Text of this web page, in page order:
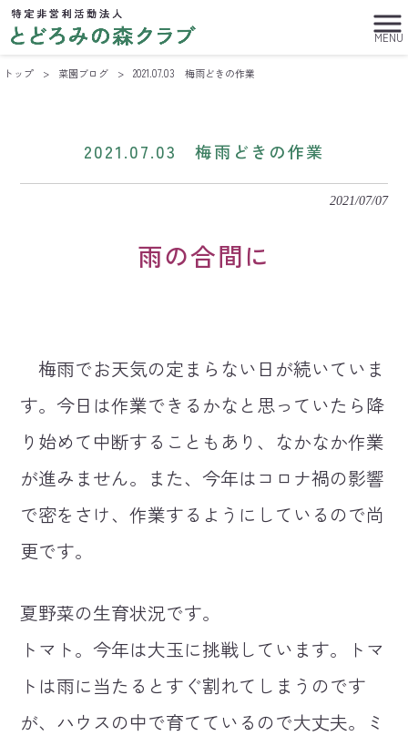
MENU
トップ > 菜園ブログ > 2021.07.03 梅雨どきの作業
2021.07.03 梅雨どきの作業
2021/07/07
雨の合間に
梅雨でお天気の定まらない日が続いていま
す。今日は作業できるかなと思っていたら降
り始めて中断することもあり、なかなか作業
が進みません。また、今年はコロナ禍の影響
で密をさけ、作業するようにしているので尚
更です。
夏野菜の生育状況です。
トマト。今年は大玉に挑戦しています。トマ
トは雨に当たるとすぐ割れてしまうのです
が、ハウスの中で育てているので大丈夫。ミ